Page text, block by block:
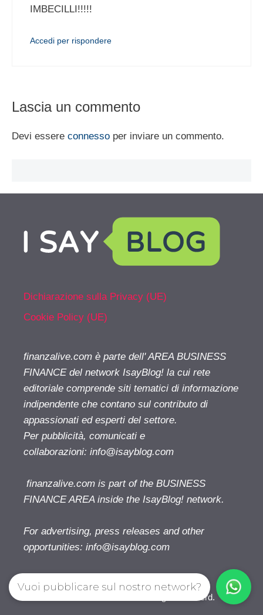
IMBECILLI!!!!!
Accedi per rispondere
Lascia un commento
Devi essere connesso per inviare un commento.
Dichiarazione sulla Privacy (UE)
Cookie Policy (UE)
finanzalive.com è parte dell' AREA BUSINESS
FINANCE del network IsayBlog! la cui rete
editoriale comprende siti tematici di informazione
indipendente che contano sul contributo di
appassionati ed esperti del settore.
Per pubblicità, comunicati e
collaborazioni: info@isayblog.com
finanzalive.com is part of the BUSINESS
FINANCE AREA inside the IsayBlog! network.
For advertising, press releases and other
opportunities: info@isayblog.com
Finanzalive.com © 2026. All right reserverd.
Vuoi pubblicare sul nostro network?